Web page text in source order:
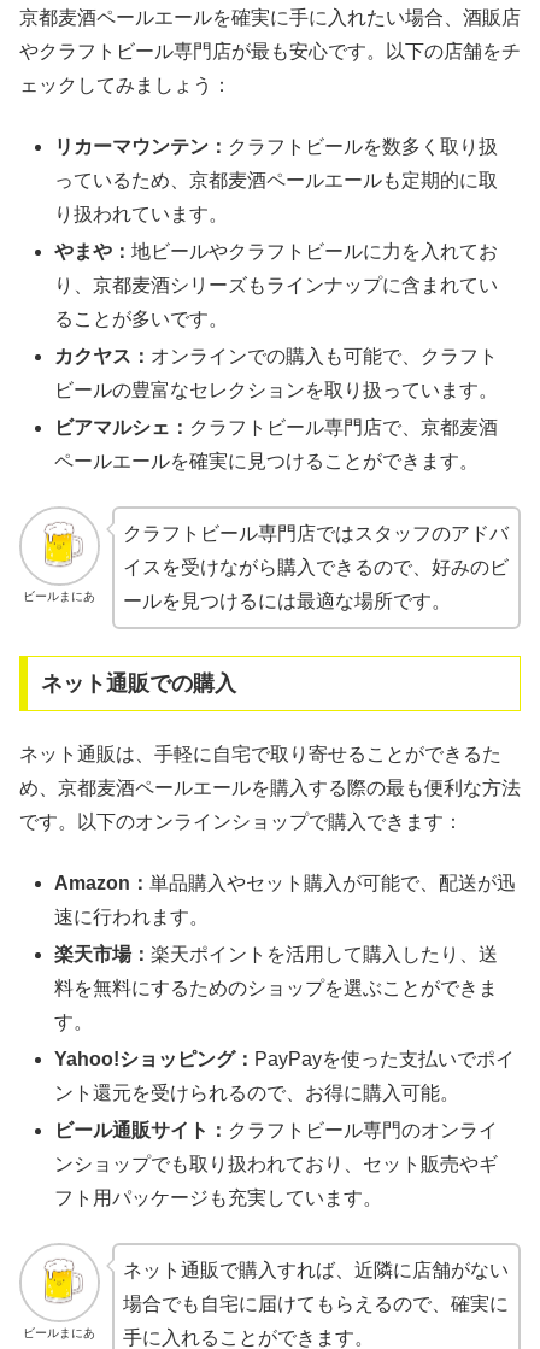
京都麦酒ペールエールを確実に手に入れたい場合、酒販店
やクラフトビール専門店が最も安心です。以下の店舗をチ
ェックしてみましょう：
リカーマウンテン： クラフトビールを数多く取り扱
っているため、京都麦酒ペールエールも定期的に取
り扱われています。
やまや：地ビールやクラフトビールに力を入れてお
り、京都麦酒シリーズもラインナップに含まれてい
ることが多いです。
カクヤス： オンラインでの購入も可能で、クラフト
ビールの豊富なセレクションを取り扱っています。
ビアマルシェ： クラフトビール専門店で、京都麦酒
ペールエールを確実に見つけることができます。
ビールまにあ
クラフトビール専門店ではスタッフのアドバ
イスを受けながら購入できるので、好みのビ
ールを見つけるには最適な場所です。
ネット通販での購入
ネット通販は、手軽に自宅で取り寄せることができるた
め、京都麦酒ペールエールを購入する際の最も便利な方法
です。以下のオンラインショップで購入できます：
Amazon：単品購入やセット購入が可能で、配送が迅
速に行われます。
楽天市場：楽天ポイントを活用して購入したり、送
料を無料にするためのショップを選ぶことができま
す。
Yahoo!ショッピング： PayPayを使った支払いでポイ
ント還元を受けられるので、お得に購入可能。
ビール通販サイト： クラフトビール専門のオンライ
ンショップでも取り扱われており、セット販売やギ
フト用パッケージも充実しています。
ビールまにあ
ネット通販で購入すれば、近隣に店舗がない
場合でも自宅に届けてもらえるので、確実に
手に入れることができます。